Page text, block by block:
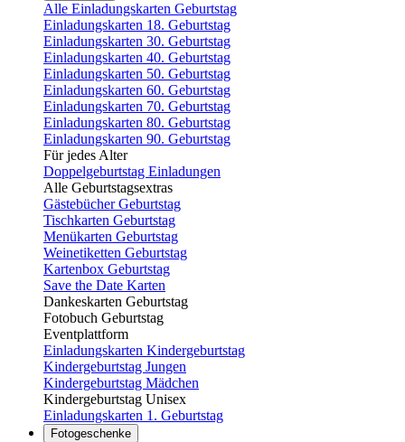
Alle Einladungskarten Geburtstag
Einladungskarten 18. Geburtstag
Einladungskarten 30. Geburtstag
Einladungskarten 40. Geburtstag
Einladungskarten 50. Geburtstag
Einladungskarten 60. Geburtstag
Einladungskarten 70. Geburtstag
Einladungskarten 80. Geburtstag
Einladungskarten 90. Geburtstag
Für jedes Alter
Doppelgeburtstag Einladungen
Alle Geburtstagsextras
Gästebücher Geburtstag
Tischkarten Geburtstag
Menükarten Geburtstag
Weinetiketten Geburtstag
Kartenbox Geburtstag
Save the Date Karten
Dankeskarten Geburtstag
Fotobuch Geburtstag
Eventplattform
Einladungskarten Kindergeburtstag
Kindergeburtstag Jungen
Kindergeburtstag Mädchen
Kindergeburtstag Unisex
Einladungskarten 1. Geburtstag
Fotogeschenke